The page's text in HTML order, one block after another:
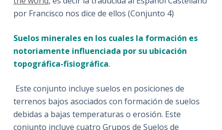
por Francisco nos dice de ellos (Conjunto 4)
Suelos minerales en los cuales la formación es
notoriamente influenciada por su ubicación
topográfica-fisiográfica.
Este conjunto incluye suelos en posiciones de
terrenos bajos asociados con formación de suelos
debidas a bajas temperaturas o erosión. Este
conjunto incluye cuatro Grupos de Suelos de